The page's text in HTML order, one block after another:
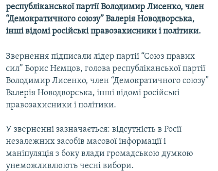
ФОТО
СПЕЦПРОЄКТИ
КРИМ РЕАЛІЇ
РУС
УКР
ДОЛУЧАЙСЯ!
республіканської партії Володимир Лисенко, член
“Демократичного союзу” Валерія Новодворська,
інші відомі російські правозахисники і політики.
Звернення підписали лідер партії “Союз правих
сил” Борис Нємцов, голова республіканської партії
Володимир Лисенко, член “Демократичного союзу”
Валерія Новодворська, інші відомі російські
правозахисники і політики.
У зверненні зазначається: відсутність в Росії
незалежних засобів масової інформації і
маніпуляція з боку влади громадською думкою
унеможливлюють чесні вибори.